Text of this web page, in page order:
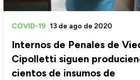
Internos de Penales de
Cipolletti siguen
cientos de insumos de
COVID-19 13 de ago de 2020